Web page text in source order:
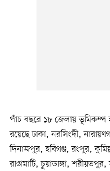
পাঁচ বছরে ১৮ জেলায় ভূমিকম্প
রয়েছে ঢাকা, নরসিংদী,
দিনাজপুর, হবিগঞ্জ, রংপুর,
রাঙামাটি, চুয়াডাঙ্গা,